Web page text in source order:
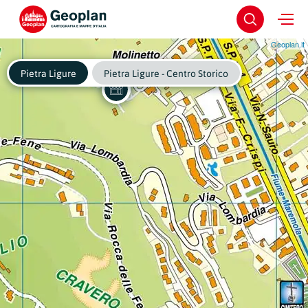
Geoplan.it
Pietra Ligure Pietra Ligure - Centro Storico